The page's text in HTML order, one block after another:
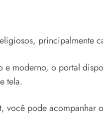
moderno, o portal
tela.
você pode